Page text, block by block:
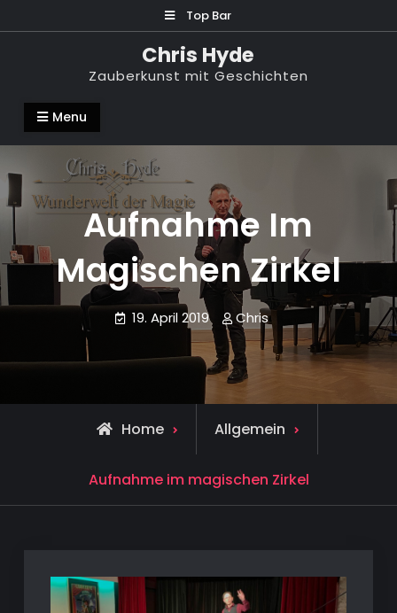
to
Top Bar
Chris Hyde
Zauberkunst mit Geschichten
Menu
Aufnahme Im
Magischen Zirkel
19. April 2019 Chris
Home Allgemein
Aufnahme im magischen Zirkel